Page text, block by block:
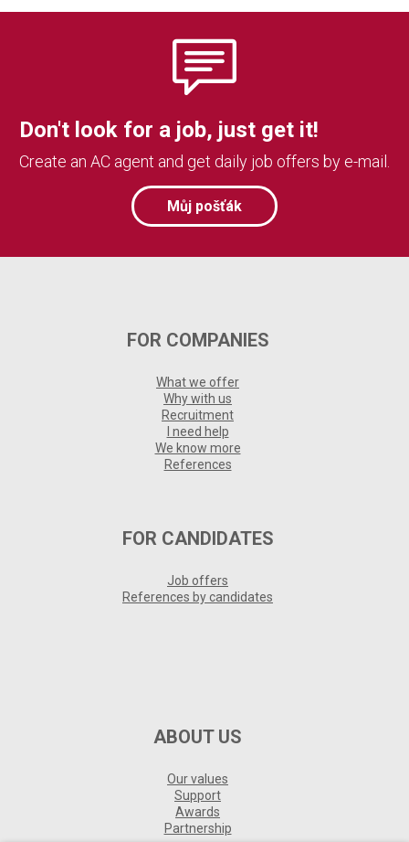
Don't look for a job, just get it!
Create an AC agent and get daily job offers by e-mail.
Můj pošťák
FOR COMPANIES
What we offer
Why with us
Recruitment
I need help
We know more
References
FOR CANDIDATES
Job offers
References by candidates
ABOUT US
Our values
Support
Awards
Partnership